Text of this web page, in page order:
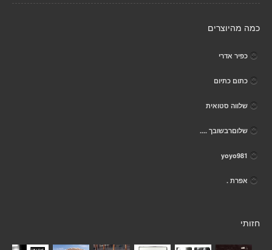
כמה מהיוצרים
כפיר אדרי
כתום כתיום
שלווה סטואית
שלוםרבשובך ....
yoyo981
אפרת .
חזותי